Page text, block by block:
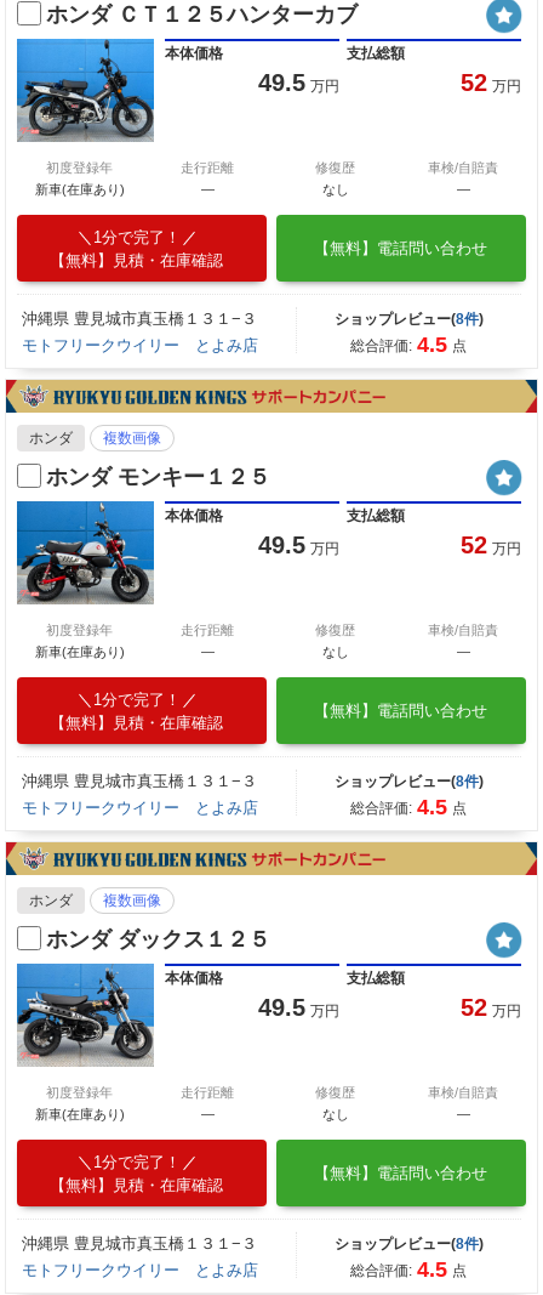
ホンダ ＣＴ１２５ハンターカブ
本体価格
49.5 万円
支払総額
52 万円
初度登録年
新車(在庫あり)
走行距離
―
修復歴
なし
車検/自賠責
―
1分で完了！
【無料】見積・在庫確認
【無料】電話問い合わせ
沖縄県 豊見城市真玉橋１３１−３
モトフリークウイリー とよみ店
ショップレビュー(8件)
総合評価: 4.5 点
ホンダ 複数画像
ホンダ モンキー１２５
本体価格
49.5 万円
支払総額
52 万円
初度登録年
新車(在庫あり)
走行距離
―
修復歴
なし
車検/自賠責
―
1分で完了！
【無料】見積・在庫確認
【無料】電話問い合わせ
沖縄県 豊見城市真玉橋１３１−３
モトフリークウイリー とよみ店
ショップレビュー(8件)
総合評価: 4.5 点
ホンダ 複数画像
ホンダ ダックス１２５
本体価格
49.5 万円
支払総額
52 万円
初度登録年
新車(在庫あり)
走行距離
―
修復歴
なし
車検/自賠責
―
1分で完了！
【無料】見積・在庫確認
【無料】電話問い合わせ
沖縄県 豊見城市真玉橋１３１−３
モトフリークウイリー とよみ店
ショップレビュー(8件)
総合評価: 4.5 点